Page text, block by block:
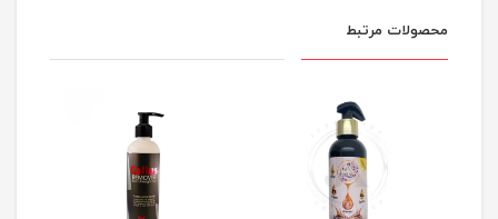
محصولات مرتبط